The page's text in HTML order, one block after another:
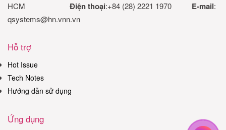
HCM Điện thoại:+84 (28) 2221 1970 E-mail:
qsystems@hn.vnn.vn
Hỗ trợ
Hot Issue
Tech Notes
Hướng dẫn sử dụng
Ứng dụng